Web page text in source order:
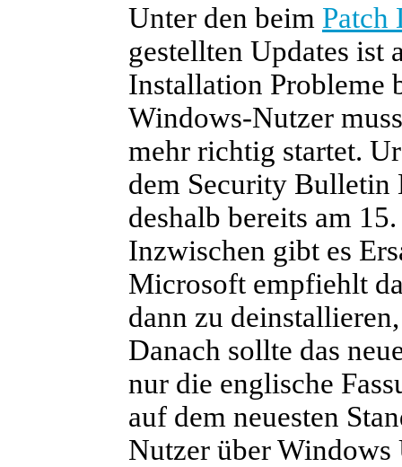
Unter den beim Patch
gestellten Updates ist
Installation Probleme
Windows-Nutzer
mehr richtig startet.
dem Security Bulletin
deshalb bereits am
Inzwischen gibt es
Microsoft empfiehlt
dann zu
Danach sollte das
nur die englische
auf dem neuesten
Nutzer über